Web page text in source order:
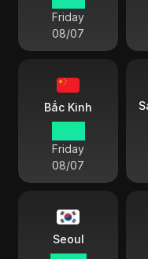
Friday
08/07
Bắc Kinh
Friday
08/07
Seoul